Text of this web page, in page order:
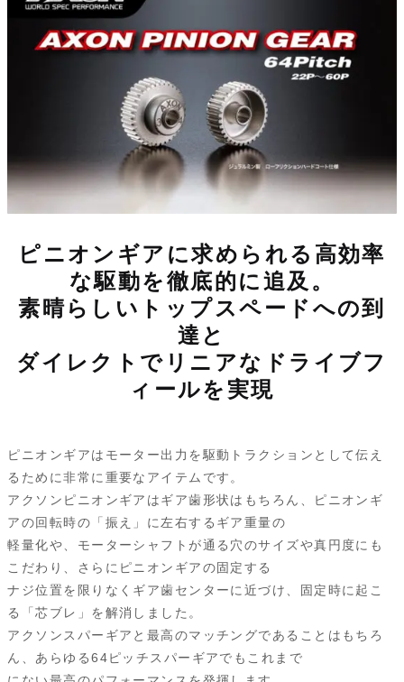
o k
y
t g
e
ピニオンギアに求められる高効率
な駆動を徹底的に追及。
素晴らしいトップスペードへの到
達と
ダイレクトでリニアなドライブフ
ィールを実現
ピニオンギアはモーター出力を駆動トラクションとして伝え
るために非常に重要なアイテムです。
アクソンピニオンギアはギア歯形状はもちろん、ピニオンギ
アの回転時の「振え」に左右するギア重量の
軽量化や、モーターシャフトが通る穴のサイズや真円度にも
こだわり、さらにピニオンギアの固定する
ナジ位置を限りなくギア歯センターに近づけ、固定時に起こ
る「芯ブレ」を解消しました。
アクソンスパーギアと最高のマッチングであることはもちろ
ん、あらゆる64ピッチスパーギアでもこれまで